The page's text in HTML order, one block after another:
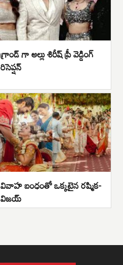
గ్రాండ్ గా అల్లు శిరీష్ ప్రీ వెడ్డింగ్
రిసెప్షన్
వివాహ బంధంతో ఒక్కటైన రష్మిక-
విజయ్